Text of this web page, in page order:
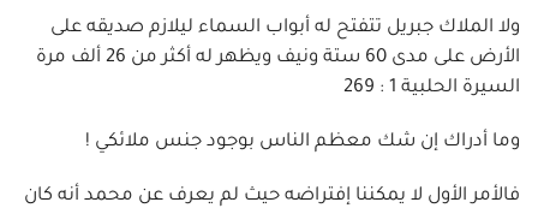
ولا الملاك جبريل تتفتح له أبواب السماء ليلازم صديقه على
الأرض على مدى 60 ستة ونيف ويظهر له أكثر من 26 ألف مرة
السيرة الحلبية 1 : 269
وما أدراك إن شك معظم الناس بوجود جنس ملائكي !
فالأمر الأول لا يمكننا إفتراضه حيث لم يعرف عن محمد أنه كان